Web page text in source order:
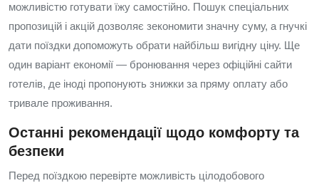
можливістю готувати їжу самостійно. Пошук спеціальних
пропозицій і акцій дозволяє зекономити значну суму, а гнучкі
дати поїздки допоможуть обрати найбільш вигідну ціну. Ще
один варіант економії — бронювання через офіційні сайти
готелів, де іноді пропонують знижки за пряму оплату або
тривале проживання.
Останні рекомендації щодо комфорту та
безпеки
Перед поїздкою перевірте можливість цілодобового